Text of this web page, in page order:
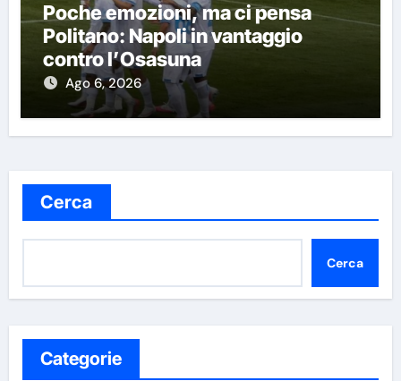
Poche emozioni, ma ci pensa
Politano: Napoli in vantaggio
contro l’Osasuna
Ago 6, 2026
Cerca
Cerca
Categorie